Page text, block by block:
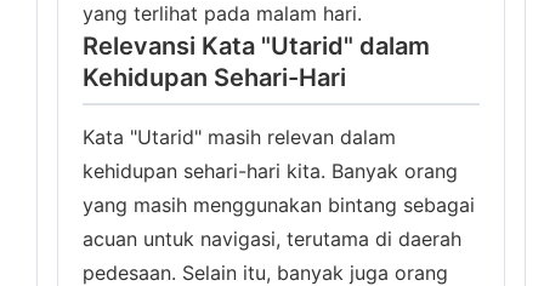
yang terlihat pada malam hari.
Relevansi Kata "Utarid" dalam
Kehidupan Sehari-Hari
Kata "Utarid" masih relevan dalam
kehidupan sehari-hari kita. Banyak orang
yang masih menggunakan bintang sebagai
acuan untuk navigasi, terutama di daerah
pedesaan. Selain itu, banyak juga orang